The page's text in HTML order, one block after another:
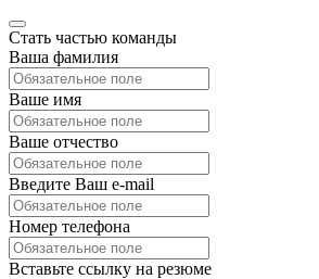
Стать частью команды
Ваша фамилия
Ваше имя
Ваше отчество
Введите Ваш e-mail
Номер телефона
Вставьте ссылку на резюме